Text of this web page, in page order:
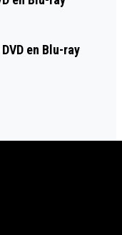
en Blu-ray